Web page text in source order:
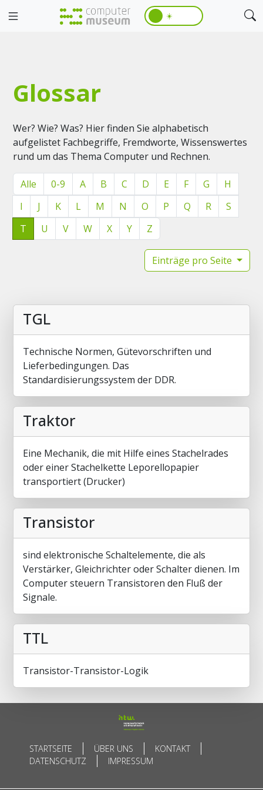
☀️
Glossar
Wer? Wie? Was? Hier finden Sie alphabetisch
aufgelistet Fachbegriffe, Fremdworte, Wissenswertes
rund um das Thema Computer und Rechnen.
Alle 0-9 A B C D E F G
H
I
J K L M N O P Q R
S
T
U V W X Y Z
Einträge pro Seite
TGL
Technische Normen, Gütevorschriften und
Lieferbedingungen. Das
Standardisierungssystem der DDR.
Traktor
Eine Mechanik, die mit Hilfe eines Stachelrades
oder einer Stachelkette Leporellopapier
transportiert (Drucker)
Transistor
sind elektronische Schaltelemente, die als
Verstärker, Gleichrichter oder Schalter dienen. Im
Computer steuern Transistoren den Fluß der
Signale.
TTL
Transistor-Transistor-Logik
STARTSEITE ÜBER UNS
KONTAKT
DATENSCHUTZ
IMPRESSUM